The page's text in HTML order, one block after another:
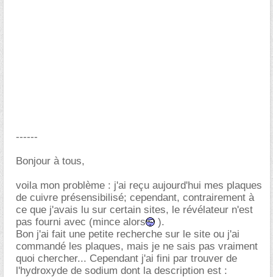
------
Bonjour à tous,
voila mon problème : j'ai reçu aujourd'hui mes plaques
de cuivre présensibilisé; cependant, contrairement à
ce que j'avais lu sur certain sites, le révélateur n'est
pas fourni avec (mince alors
).
Bon j'ai fait une petite recherche sur le site ou j'ai
commandé les plaques, mais je ne sais pas vraiment
quoi chercher... Cependant j'ai fini par trouver de
l'hydroxyde de sodium dont la description est :